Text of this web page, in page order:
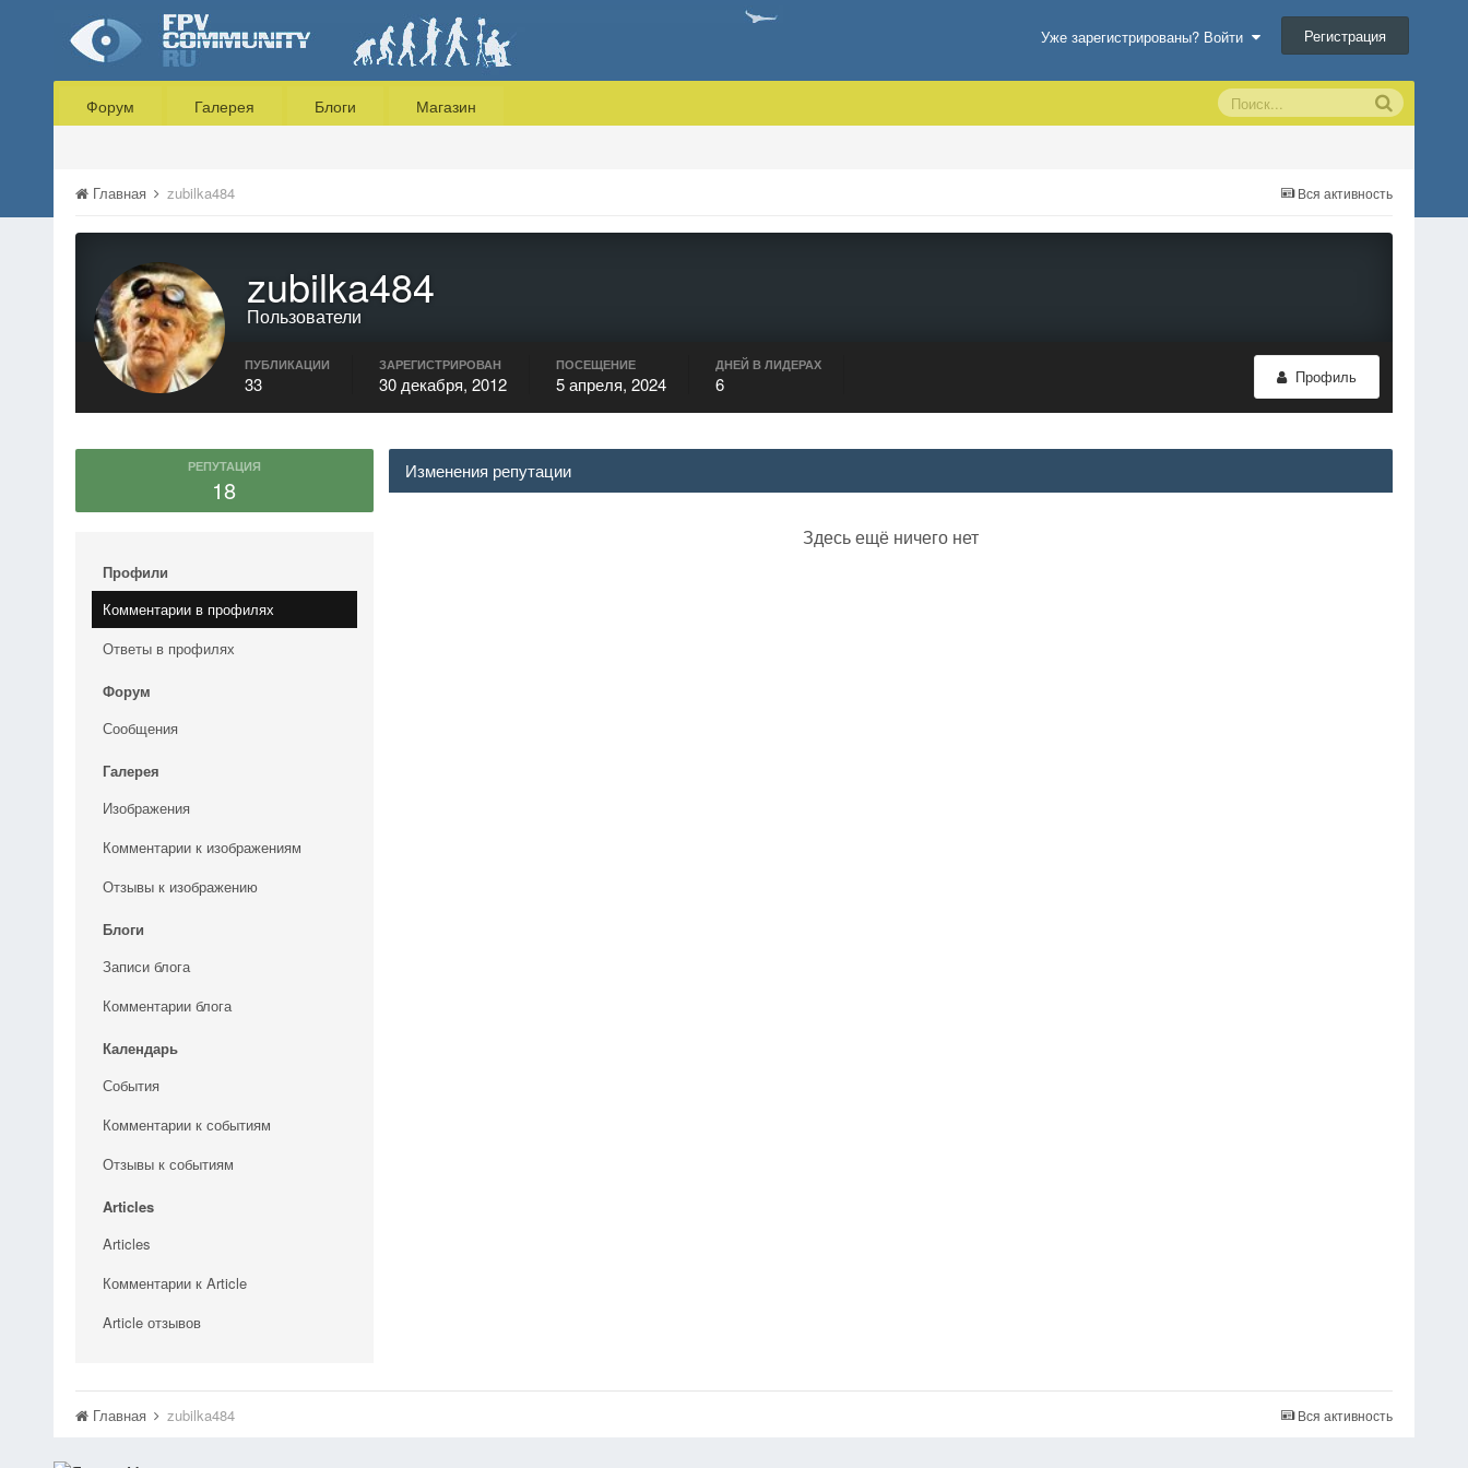
Уже зарегистрированы? Войти Регистрация
Форум Галерея Блоги Магазин
Вся активность
Главная zubilka484
zubilka484
Пользователи
Профиль
ПУБЛИКАЦИИ
33
ЗАРЕГИСТРИРОВАН
30 декабря, 2012
ПОСЕЩЕНИЕ
5 апреля, 2024
ДНЕЙ В ЛИДЕРАХ
6
РЕПУТАЦИЯ
18
Профили
Комментарии в профилях
Ответы в профилях
Форум
Сообщения
Галерея
Изображения
Комментарии к изображениям
Отзывы к изображению
Блоги
Записи блога
Комментарии блога
Календарь
События
Комментарии к событиям
Отзывы к событиям
Articles
Articles
Комментарии к Article
Article отзывов
Изменения репутации
Здесь ещё ничего нет
Вся активность
Главная zubilka484